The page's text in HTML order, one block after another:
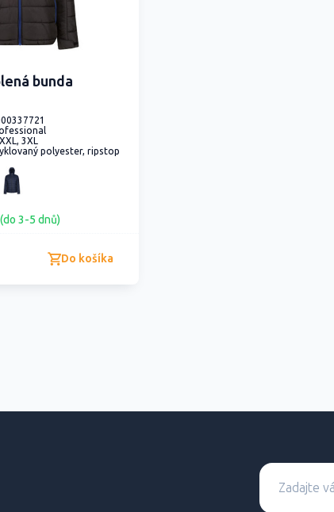
bunda
3XL
polyester, ripstop
3-5 dnů)
Do košíka